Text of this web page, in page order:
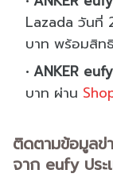
Lazada วันที่
บาท พร้อมสิท
ANKER
บาท ผ่าน
ติดตามข้อมูลข่
จาก eufy ประ